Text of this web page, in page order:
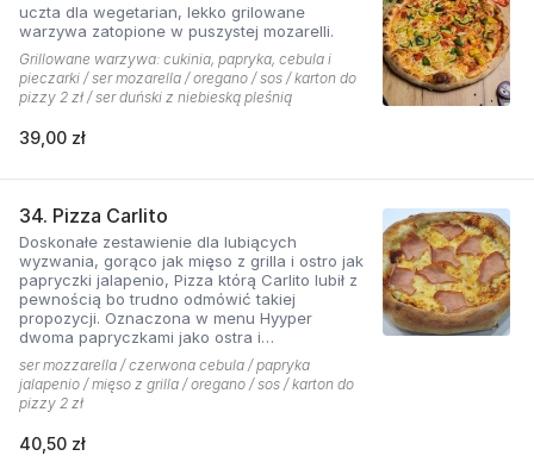
uczta dla wegetarian, lekko grilowane
warzywa zatopione w puszystej mozarelli.
Grillowane warzywa: cukinia, papryka, cebula i
pieczarki / ser mozarella / oregano / sos / karton do
pizzy 2 zł / ser duński z niebieską pleśnią
39,00 zł
34. Pizza Carlito
Doskonałe zestawienie dla lubiących
wyzwania, gorąco jak mięso z grilla i ostro jak
papryczki jalapenio, Pizza którą Carlito lubił z
pewnością bo trudno odmówić takiej
propozycji. Oznaczona w menu Hyyper
dwoma papryczkami jako ostra i
niebezpieczna.
ser mozzarella / czerwona cebula / papryka
jalapenio / mięso z grilla / oregano / sos / karton do
pizzy 2 zł
40,50 zł